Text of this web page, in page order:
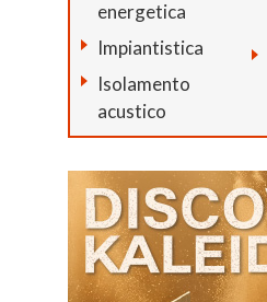
energetica
Impiantistica
Isolamento
acustico